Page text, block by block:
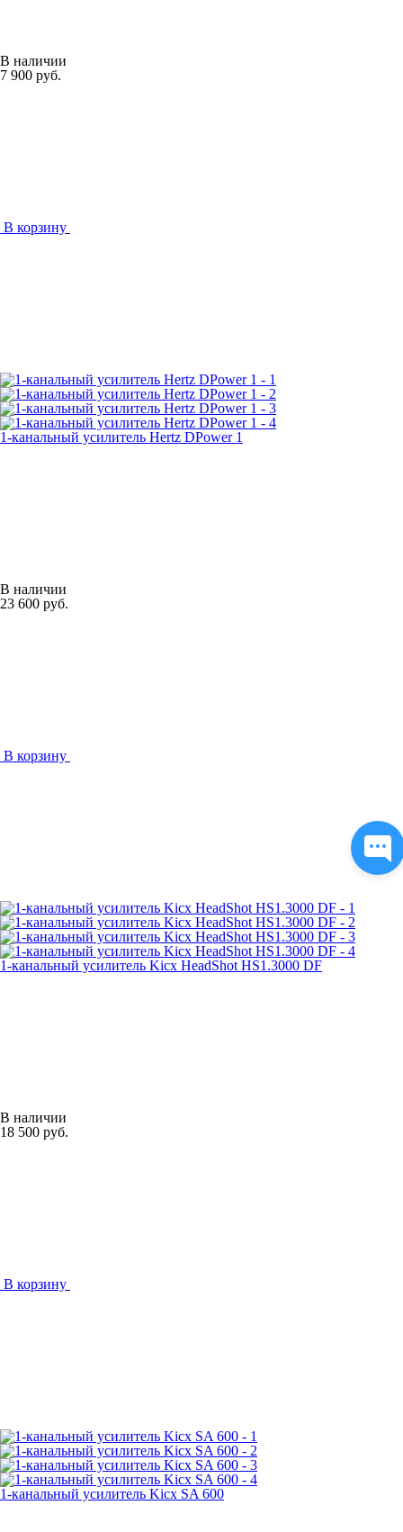
В наличии
7 900 руб.
В корзину
1-канальный усилитель Hertz DPower 1
В наличии
23 600 руб.
В корзину
1-канальный усилитель Kicx HeadShot HS1.3000 DF
В наличии
18 500 руб.
В корзину
1-канальный усилитель Kicx SA 600